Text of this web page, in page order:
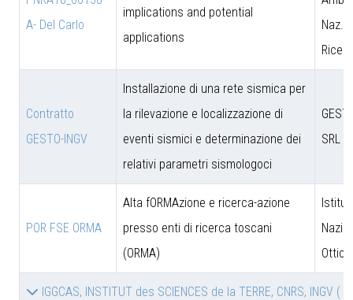
A- Del Carlo
implications and potential
applications
Naz.
Contratto
GESTO-INGV
Installazione di una rete sismica per
la rilevazione e localizzazione di
eventi sismici e determinazione dei
relativi parametri sismologoci
SRL
POR FSE ORMA
Alta fORMAzione e ricerca-azione
presso enti di ricerca toscani
(ORMA)
Ottica
IGGCAS, INSTITUT des SCIENCES de la TERRE, CNRS, INGV ( 2